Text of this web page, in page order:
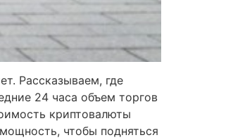
Рассказываем, где
24 часа объем торгов
криптовалюты
чтобы подняться